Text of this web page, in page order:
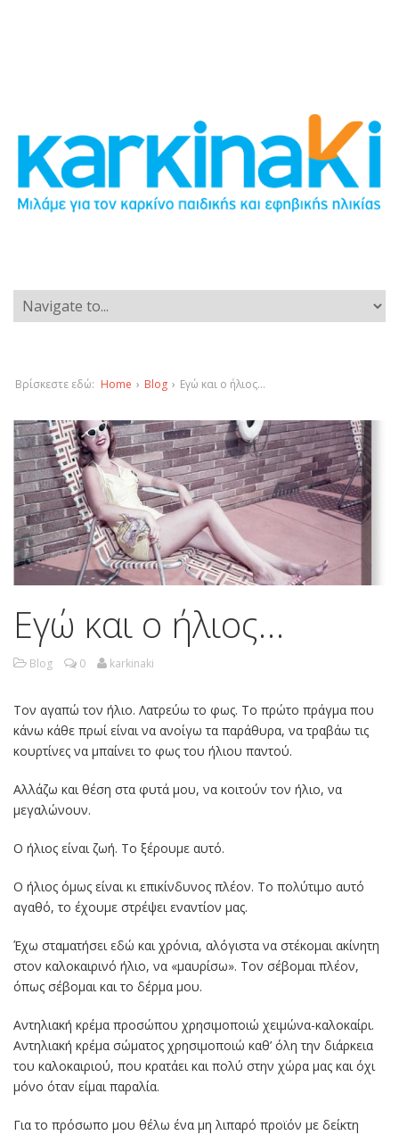
Βρίσκεστε εδώ: Home › Blog › Εγώ και ο ήλιος…
Εγώ και ο ήλιος…
Blog 0 karkinaki
Τον αγαπώ τον ήλιο. Λατρεύω το φως. Το πρώτο πράγμα που
κάνω κάθε πρωί είναι να ανοίγω τα παράθυρα, να τραβάω τις
κουρτίνες να μπαίνει το φως του ήλιου παντού.
Αλλάζω και θέση στα φυτά μου, να κοιτούν τον ήλιο, να
μεγαλώνουν.
Ο ήλιος είναι ζωή. Το ξέρουμε αυτό.
Ο ήλιος όμως είναι κι επικίνδυνος πλέον. Το πολύτιμο αυτό
αγαθό, το έχουμε στρέψει εναντίον μας.
Έχω σταματήσει εδώ και χρόνια, αλόγιστα να στέκομαι ακίνητη
στον καλοκαιρινό ήλιο, να «μαυρίσω». Τον σέβομαι πλέον,
όπως σέβομαι και το δέρμα μου.
Αντηλιακή κρέμα προσώπου χρησιμοποιώ χειμώνα-καλοκαίρι.
Αντηλιακή κρέμα σώματος χρησιμοποιώ καθ’ όλη την διάρκεια
του καλοκαιριού, που κρατάει και πολύ στην χώρα μας και όχι
μόνο όταν είμαι παραλία.
Για το πρόσωπο μου θέλω ένα μη λιπαρό προϊόν με δείκτη